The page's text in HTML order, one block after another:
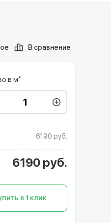
В сравнение
в м²
6190 руб.
6190 руб.
в 1 клик